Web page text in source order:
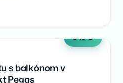
540 €
s balkónom v
Pegas